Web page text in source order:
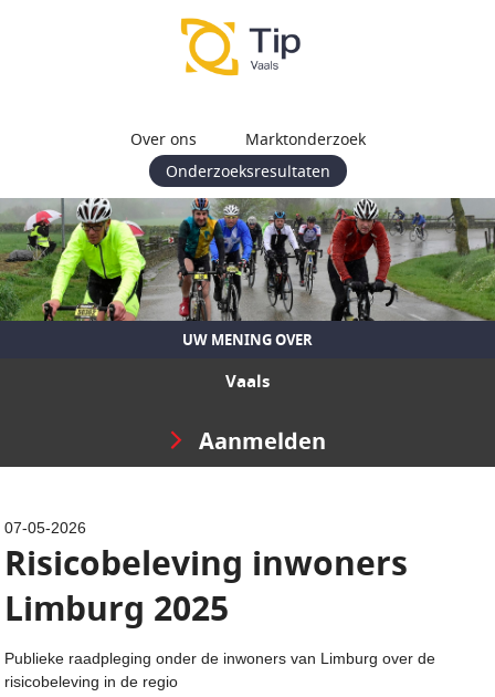
Over ons
Marktonderzoek
Onderzoeksresultaten
UW MENING OVER
Vaals
Aanmelden
07-05-2026
Risicobeleving inwoners
Limburg 2025
Publieke raadpleging onder de inwoners van Limburg over de
risicobeleving in de regio